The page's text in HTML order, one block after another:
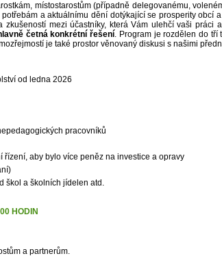
místostarostům (případně delegovanému,
a aktuálnímu dění dotýkající se prosperity obcí
mezi účastníky, která Vám ulehčí vaši práci
četná konkrétní řešení. Program je rozdělen do tří
je také prostor věnovaný diskusi s našimi
od ledna 2026
pracovníků
aby bylo více peněz na investice a opravy
škol a školních jídelen atd.
HODIN
a partnerům.